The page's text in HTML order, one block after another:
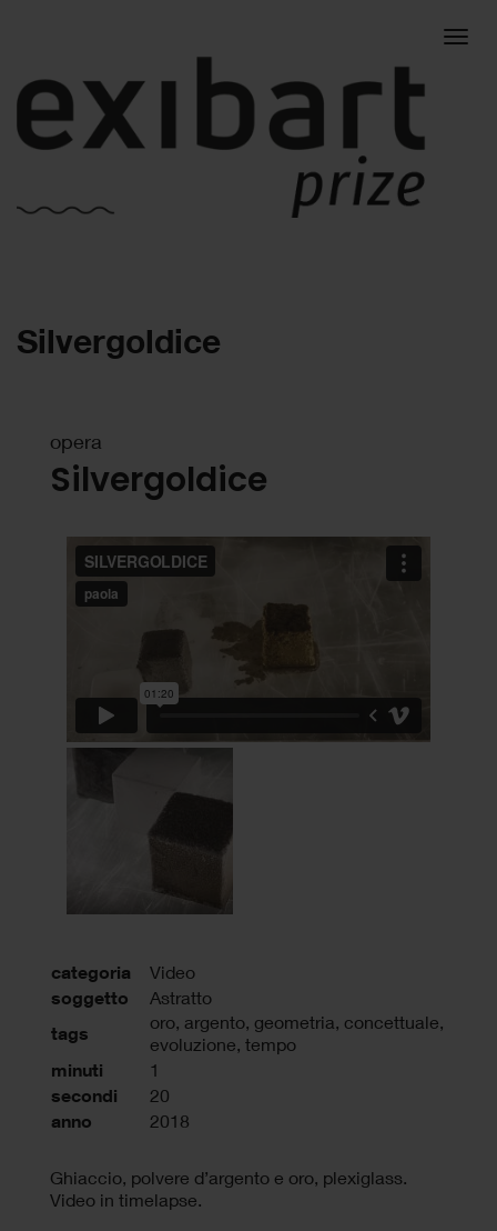
Silvergoldice
opera
Silvergoldice
categoria Video
soggetto Astratto
tags
oro argento geometria concettuale
evoluzione tempo
minuti 1
secondi 20
anno 2018
Ghiaccio, polvere d’argento e oro, plexiglass.
Video in timelapse.